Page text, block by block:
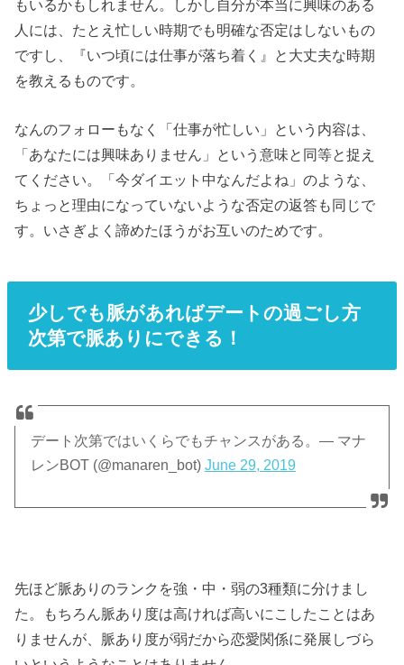
もいるかもしれません。しかし自分が本当に興味のある
人には、たとえ忙しい時期でも明確な否定はしないもの
ですし、『いつ頃には仕事が落ち着く』と大丈夫な時期
を教えるものです。
なんのフォローもなく「仕事が忙しい」という内容は、
「あなたには興味ありません」という意味と同等と捉え
てください。「今ダイエット中なんだよね」のような、
ちょっと理由になっていないような否定の返答も同じで
す。いさぎよく諦めたほうがお互いのためです。
少しでも脈があればデートの過ごし方
次第で脈ありにできる！
デート次第ではいくらでもチャンスがある。— マナ
レンBOT (@manaren_bot)June 29, 2019
先ほど脈ありのランクを強・中・弱の3種類に分けまし
た。もちろん脈あり度は高ければ高いにこしたことはあ
りませんが、脈あり度が弱だから恋愛関係に発展しづら